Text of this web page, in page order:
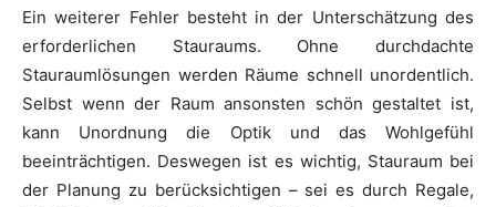
Ein weiterer Fehler besteht in der Unterschätzung des
erforderlichen Stauraums. Ohne durchdachte
Stauraumlösungen werden Räume schnell unordentlich.
Selbst wenn der Raum ansonsten schön gestaltet ist,
kann Unordnung die Optik und das Wohlgefühl
beeinträchtigen. Deswegen ist es wichtig, Stauraum bei
der Planung zu berücksichtigen – sei es durch Regale,